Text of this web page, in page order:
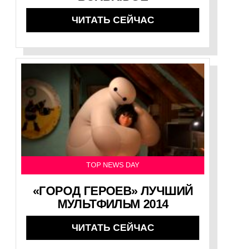
ЧИТАТЬ СЕЙЧАС
TOP NEWS DAY
«ГОРОД ГЕРОЕВ» ЛУЧШИЙ
МУЛЬТФИЛЬМ 2014
ЧИТАТЬ СЕЙЧАС